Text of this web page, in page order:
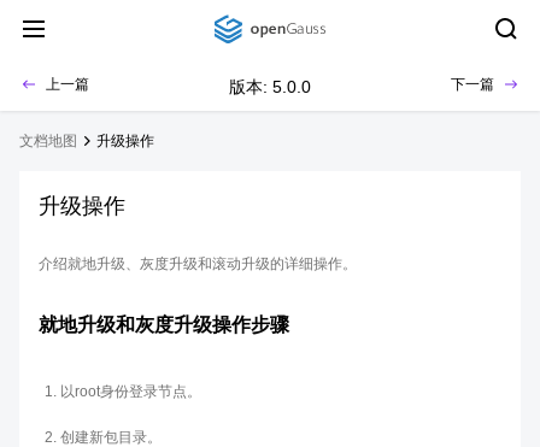
上一篇 版本: 5.0.0 下一篇
文档地图 升级操作
升级操作
介绍就地升级、灰度升级和滚动升级的详细操作。
就地升级和灰度升级操作步骤
以root身份登录节点。
创建新包目录。